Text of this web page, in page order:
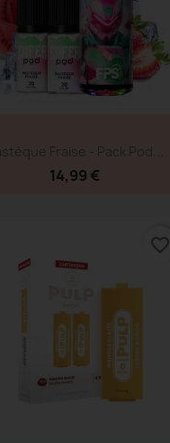
Fraise - Pack Pod...
14,99 €
favorite_border